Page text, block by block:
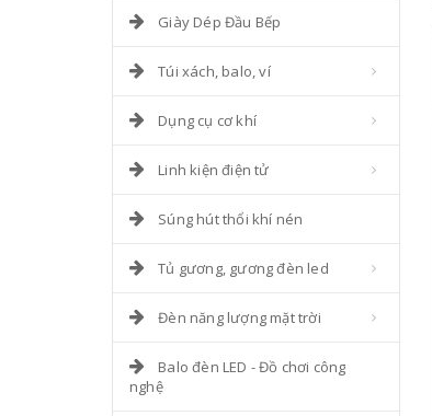
Giày Dép Đầu Bếp
Túi xách, balo, ví
Dụng cụ cơ khí
Linh kiện điện tử
Súng hút thổi khí nén
Tủ gương, gương đèn led
Đèn năng lượng mặt trời
Balo đèn LED - Đồ chơi công
nghệ